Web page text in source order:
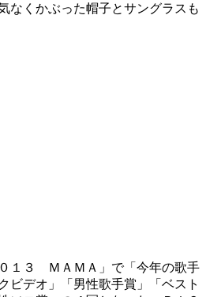
なくかぶった帽子とサングラスも
１３ ＭＡＭＡ」で「今年の歌手
ビデオ」「男性歌手賞」「ベスト